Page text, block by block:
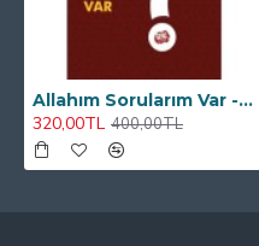
Allahım Sorularım Var - Prof. Dr. Soner Duman
320,00TL 400,00TL